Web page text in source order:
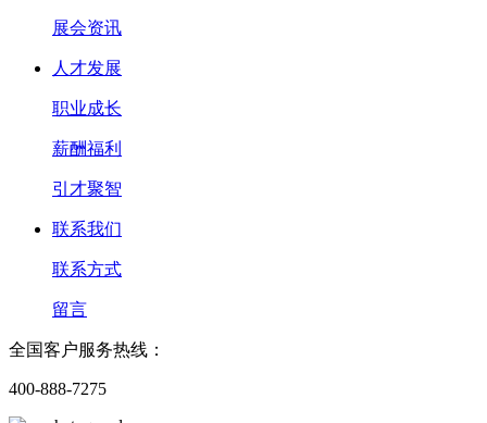
展会资讯
人才发展
职业成长
薪酬福利
引才聚智
联系我们
联系方式
留言
全国客户服务热线：
400-888-7275